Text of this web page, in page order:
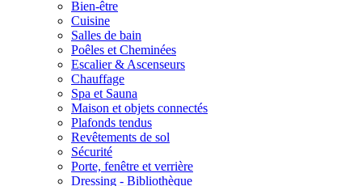
Bien-être
Cuisine
Salles de bain
Poêles et Cheminées
Escalier & Ascenseurs
Chauffage
Spa et Sauna
Maison et objets connectés
Plafonds tendus
Revêtements de sol
Sécurité
Porte, fenêtre et verrière
Dressing - Bibliothèque